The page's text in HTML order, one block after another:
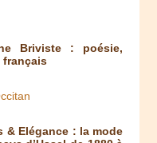
Briviste : poésie,
français
& Elégance : la mode